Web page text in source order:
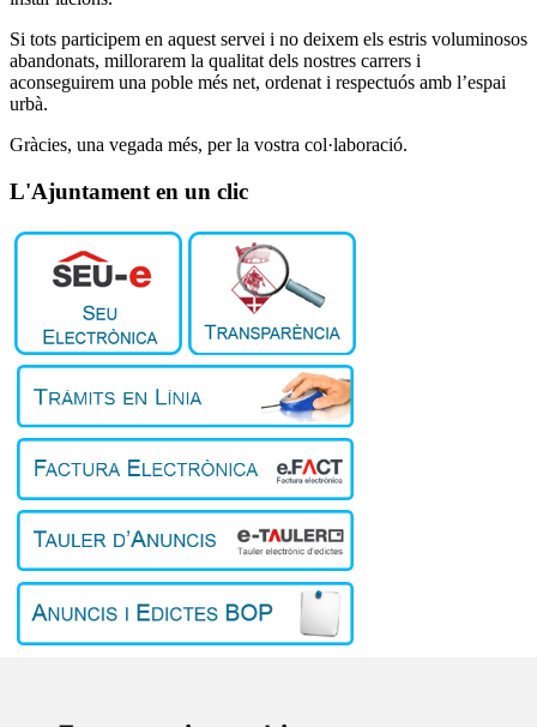
Si tots participem en aquest servei i no deixem els estris voluminosos
abandonats, millorarem la qualitat dels nostres carrers i
aconseguirem una poble més net, ordenat i respectuós amb l’espai
urbà.
Gràcies, una vegada més, per la vostra col·laboració.
L'Ajuntament en un clic